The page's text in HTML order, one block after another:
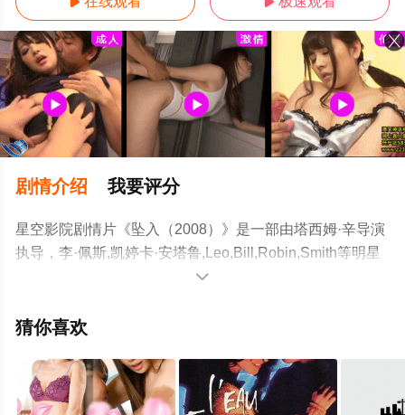
剧情介绍 我要评分
星空影院剧情片《坠入（2008）》是一部由塔西姆·辛导演
执导，李·佩斯,凯婷卡·安塔鲁,Leo,Bill,Robin,Smith等明星
演员精彩演绎的热播电影，大结局剧情已揭晓（1-1全

猜你喜欢